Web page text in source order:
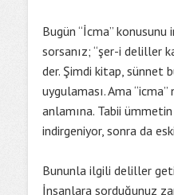
Bugün “İcma”
sorsanız; “şer-i deliller
der. Şimdi kitap, sünnet
uygulaması. Ama
anlamına. Tabii
indirgeniyor, sonra da
Bununla ilgili deliller
İnsanlara sorduğunuz